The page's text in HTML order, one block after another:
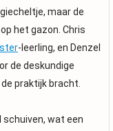
maar de
het gazon. Chris
-leerling, en Denzel
de deskundige
praktijk bracht.
schuiven, wat een